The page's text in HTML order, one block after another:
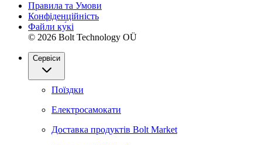
Правила та Умови
Конфіденційність
Файли ку́кі
© 2026 Bolt Technology OÜ
Сервіси
Поїздки
Електросамокати
Доставка продуктів Bolt Market